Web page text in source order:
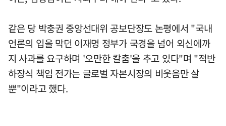
같은 당 박충권 중앙선대위 공보단장도 논평에서 "국내
언론의 입을 막던 이재명 정부가 국경을 넘어 외신에까
지 사과를 요구하며 '오만한 칼춤'을 추고 있다"며 "적반
하장식 책임 전가는 글로벌 자본시장의 비웃음만 살
뿐"이라고 했다.